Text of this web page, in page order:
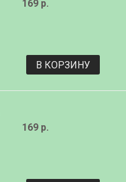
169 р.
В КОРЗИНУ
169 р.